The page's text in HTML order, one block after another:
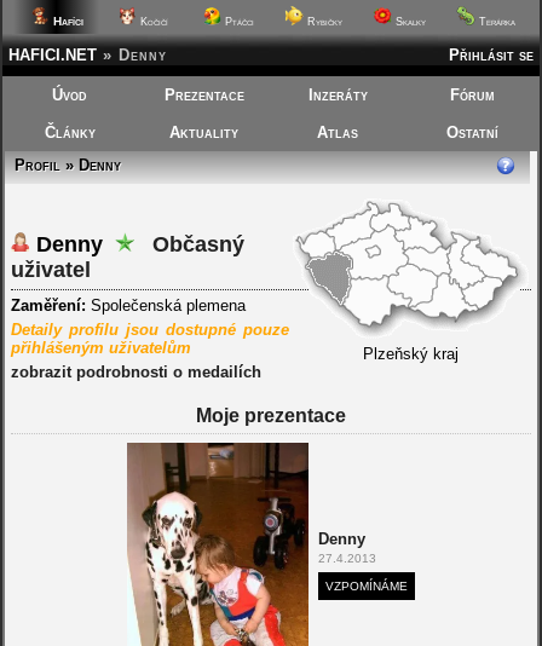
Hafíci Kočičí Ptáčci Rybičky Skalky Terárka
Přihlásit se
HAFICI.NET » Denny
Úvod Prezentace Inzeráty Fórum
Články Aktuality Atlas
Ostatní
Profil » Denny
Plzeňský kraj
Denny
Občasný
uživatel
Zaměření: Společenská plemena
Detaily profilu jsou dostupné pouze
přihlášeným uživatelům
zobrazit podrobnosti o medailích
Moje prezentace
Denny
27.4.2013
VZPOMÍNÁME